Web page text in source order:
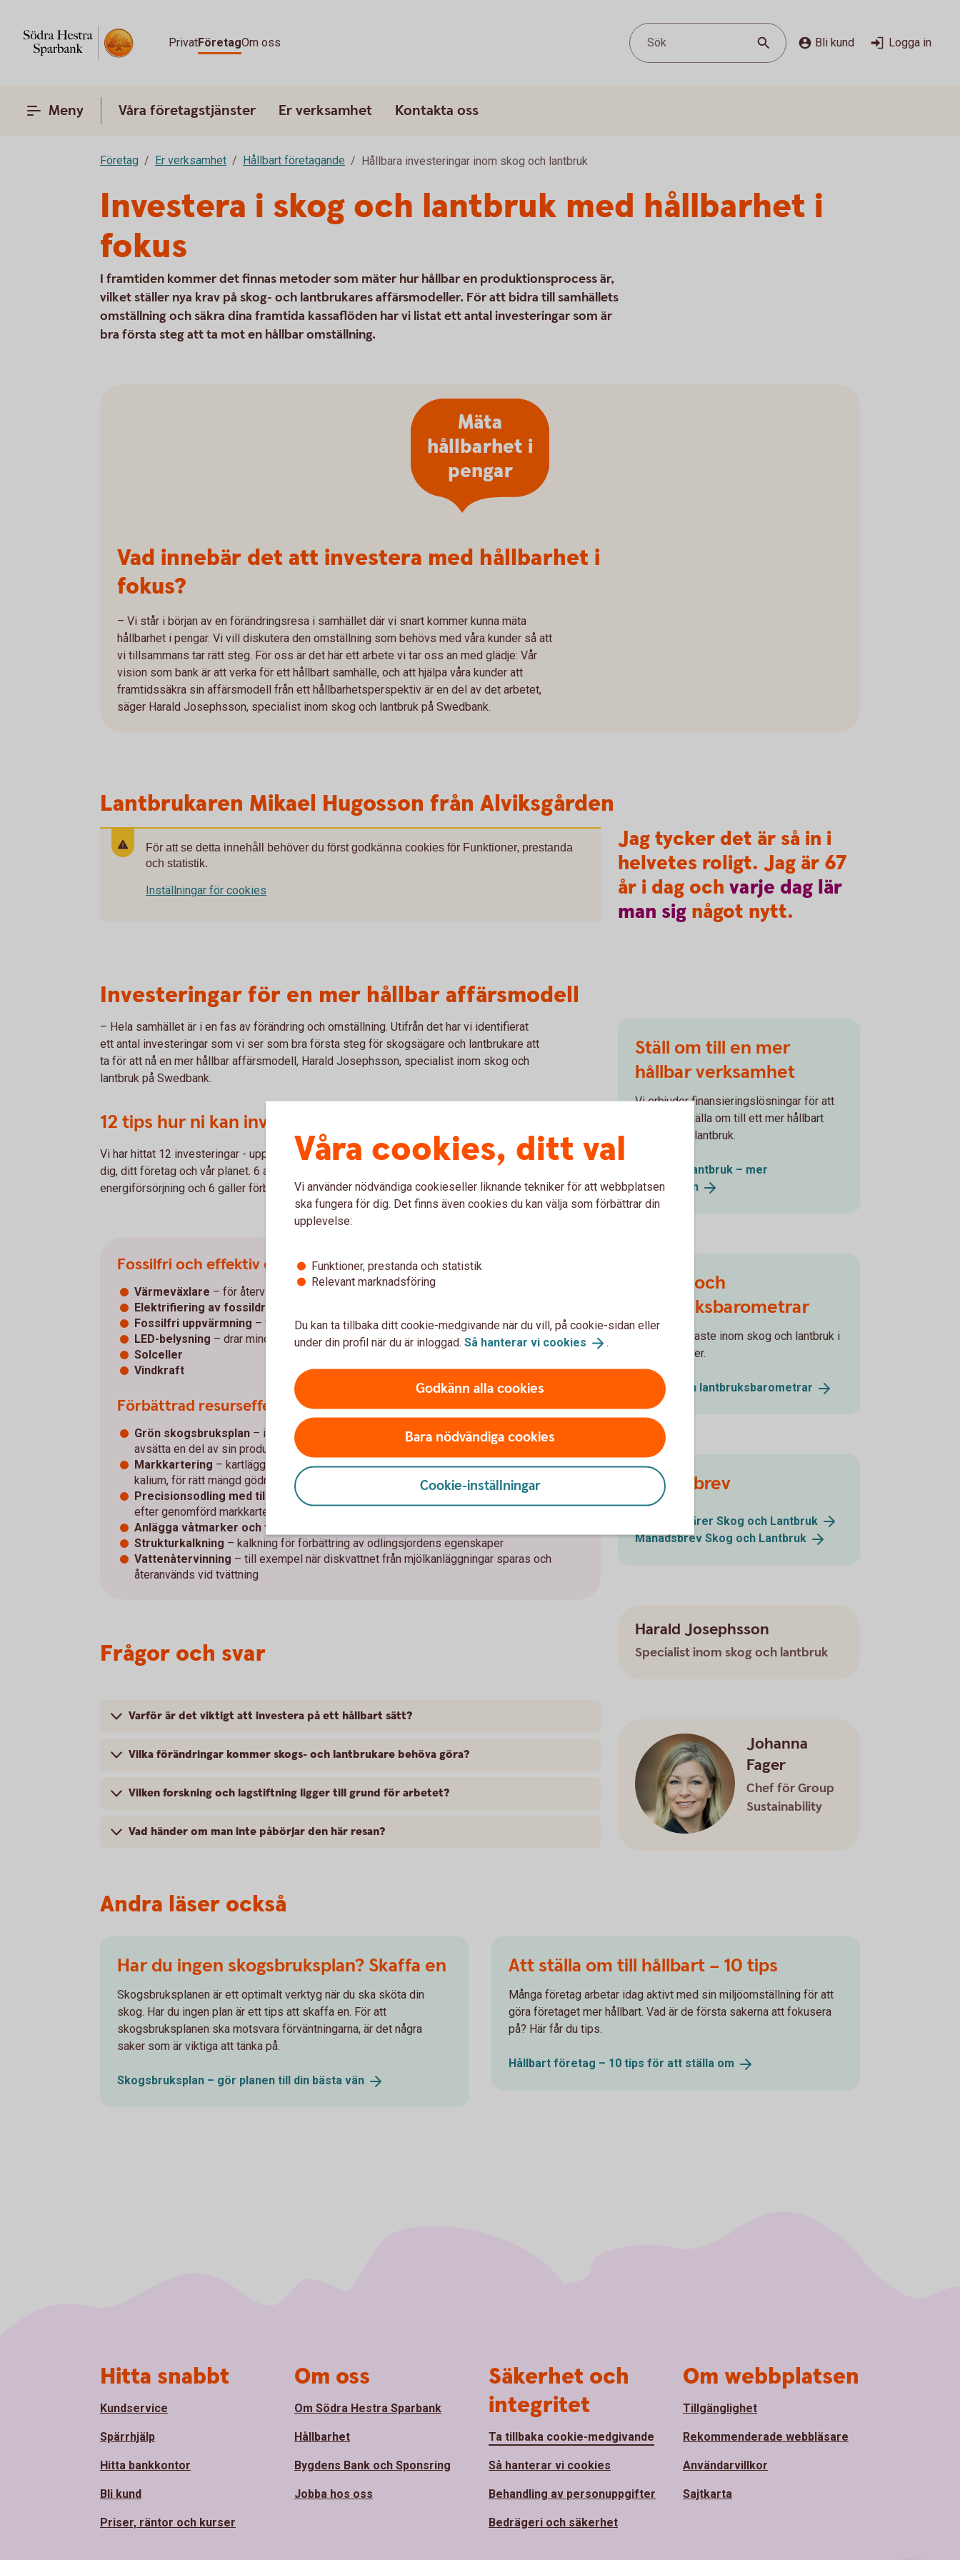
PrivatFöretagOm oss Sök Bli kund Logga in
Meny Våra företagstjänster Er verksamhet Kontakta oss
Företag Er verksamhet Hållbart företagande Hållbara investeringar inom skog och lantbruk
Investera i skog och lantbruk med hållbarhet i
fokus
I framtiden kommer det finnas metoder som mäter hur hållbar en produktionsprocess är,
vilket ställer nya krav på skog- och lantbrukares affärsmodeller. För att bidra till samhällets
omställning och säkra dina framtida kassaflöden har vi listat ett antal investeringar som är
bra första steg att ta mot en hållbar omställning.
Mäta
hållbarhet i
pengar
Vad innebär det att investera med hållbarhet i
fokus?
– Vi står i början av en förändringsresa i samhället där vi snart kommer kunna mäta
hållbarhet i pengar. Vi vill diskutera den omställning som behövs med våra kunder så att
vi tillsammans tar rätt steg. För oss är det här ett arbete vi tar oss an med glädje: Vår
vision som bank är att verka för ett hållbart samhälle, och att hjälpa våra kunder att
framtidssäkra sin affärsmodell från ett hållbarhetsperspektiv är en del av det arbetet,
säger Harald Josephsson, specialist inom skog och lantbruk på Swedbank.
Lantbrukaren Mikael Hugosson från Alviksgården
För att se detta innehåll behöver du först godkänna cookies för Funktioner, prestanda
och statistik.
Inställningar för cookies
Jag tycker det är så in i
helvetes roligt. Jag är 67
år i dag ochvarje dag lär
man sig något nytt.
Investeringar för en mer hållbar affärsmodell
– Hela samhället är i en fas av förändring och omställning. Utifrån det har vi identifierat
ett antal investeringar som vi ser som bra första steg för skogsägare och lantbrukare att
ta för att nå en mer hållbar affärsmodell, Harald Josephsson, specialist inom skog och
lantbruk på Swedbank.
12 tips hur ni kan investera på ett mer hållbart sätt
Vi har hittat 12 investeringar - uppdelade i 2 huvudgrupper - som kan vara bra för både
dig, ditt företag och vår planet. 6 av investeringarna rör fossilfri och effektiv
energiförsörjning och 6 gäller förbättrad resurseffektivitet.
Fossilfri och effektiv energiförsörjning
Värmeväxlare – för återvinning av varmvatten
Elektrifiering av fossildrivna maskiner
Fossilfri uppvärmning – till exempel i form av halmpanna
LED-belysning – drar mindre ström än ”vanliga” lampor och lysrör
Solceller
Vindkraft
Förbättrad resurseffektivitet
Grön skogsbruksplan – innebär bland annat att skogsägaren förbinder sig att
avsätta en del av sin produktiva skogsmark för naturvård
Markkartering – kartläggning över odlingsjordens innehåll av kväve, fosfor och
kalium, för rätt mängd gödning på rätt ställe
Precisionsodling med tillhörande digitala lösningar
– effektiviserar odlingen
efter genomförd markkartering
Anlägga våtmarker och fosforfällor
Strukturkalkning – kalkning för förbättring av odlingsjordens egenskaper
Vattenåtervinning – till exempel när diskvattnet från mjölkanläggningar sparas och
återanvänds vid tvättning
Frågor och svar
Varför är det viktigt att investera på ett hållbart sätt?
Vilka förändringar kommer skogs- och lantbrukare behöva göra?
Vilken forskning och lagstiftning ligger till grund för arbetet?
Vad händer om man inte påbörjar den här resan?
Ställ om till en mer
hållbar verksamhet
Vi erbjuder finansieringslösningar för att
hjälpa dig ställa om till ett mer hållbart
skogs- och lantbruk.
Skog och lantbruk – mer
information
Skogs- och
lantbruksbarometrar
Läs det senaste inom skog och lantbruk i
våra rapporter.
Skogs- och lantbruksbarometrar
Nyhetsbrev
Bättre Affärer Skog och Lantbruk
Månadsbrev Skog och Lantbruk
Harald Josephsson
Specialist inom skog och lantbruk
Johanna
Fager
Chef för Group
Sustainability
Andra läser också
Har du ingen skogsbruksplan? Skaffa en
Skogsbruksplanen är ett optimalt verktyg när du ska sköta din
skog. Har du ingen plan är ett tips att skaffa en. För att
skogsbruksplanen ska motsvara förväntningarna, är det några
saker som är viktiga att tänka på.
Skogsbruksplan – gör planen till din bästa vän
Att ställa om till hållbart – 10 tips
Många företag arbetar idag aktivt med sin miljöomställning för att
göra företaget mer hållbart. Vad är de första sakerna att fokusera
på? Här får du tips.
Hållbart företag – 10 tips för att ställa om
Våra cookies, ditt val
Vi använder nödvändiga cookieseller liknande tekniker för att webbplatsen
ska fungera för dig. Det finns även cookies du kan välja som förbättrar din
upplevelse:
Funktioner, prestanda och statistik
Relevant marknadsföring
Du kan ta tillbaka ditt cookie-medgivande när du vill, på cookie-sidan eller
under din profil när du är inloggad. Så hanterar vi cookies .
Godkänn alla cookies
Bara nödvändiga cookies
Cookie-inställningar
Hitta snabbt
Kundservice
Spärrhjälp
Hitta bankkontor
Bli kund
Priser, räntor och kurser
Om oss
Om Södra Hestra Sparbank
Hållbarhet
Bygdens Bank och Sponsring
Jobba hos oss
Säkerhet och
integritet
Ta tillbaka cookie-medgivande
Så hanterar vi cookies
Behandling av personuppgifter
Bedrägeri och säkerhet
Om webbplatsen
Tillgänglighet
Rekommenderade webbläsare
Användarvillkor
Sajtkarta